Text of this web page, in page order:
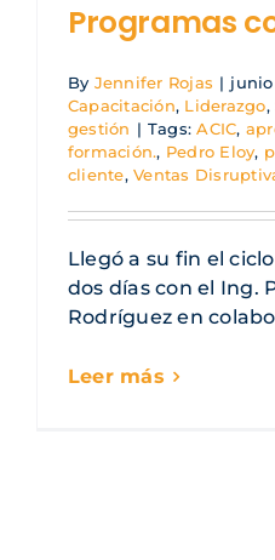
Programas
By Jennifer Rojas | junio
Capacitación, Liderazgo,
gestión | Tags:ACIC,
formación., Pedro Eloy,
cliente,Ventas
Llegó a su fin el
dos días con el Ing.
Rodríguez en